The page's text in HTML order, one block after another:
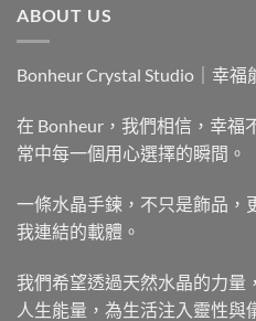
ABOUT US
Bonheur Crystal Studio｜幸福
在 Bonheur，我們相信，幸福
常中每一個用心選擇的瞬間。
一條水晶手鍊，不只是飾品，
我連結的載體。
我們希望透過天然水晶的力量
人生能量，為生活注入靈性與